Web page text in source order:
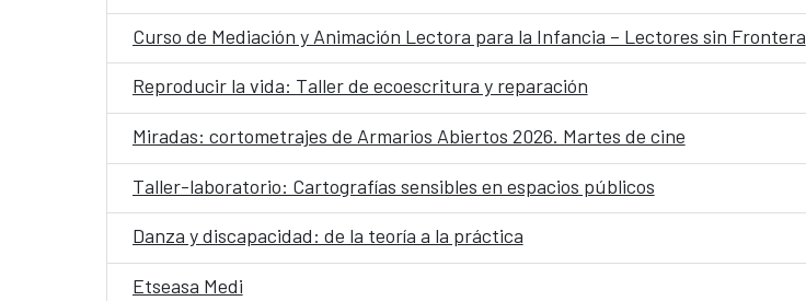
Curso de Mediación y Animación Lectora para la Infancia – Lectores sin Frontera
Reproducir la vida: Taller de ecoescritura y reparación
Miradas: cortometrajes de Armarios Abiertos 2026. Martes de cine
Taller-laboratorio: Cartografías sensibles en espacios públicos
Danza y discapacidad: de la teoría a la práctica
Etseasa Medi